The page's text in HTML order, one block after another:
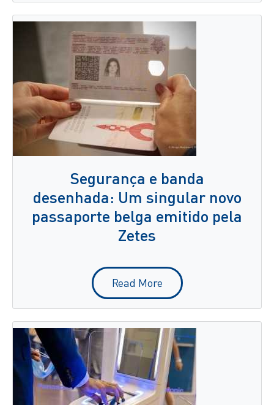
Segurança e banda
desenhada: Um singular novo
passaporte belga emitido pela
Zetes
Read More